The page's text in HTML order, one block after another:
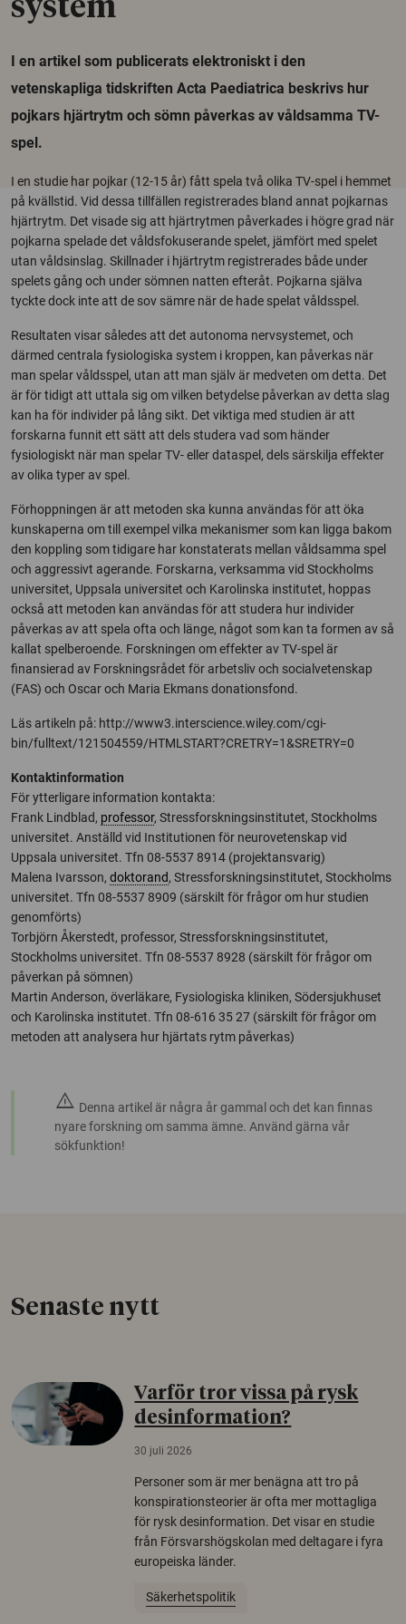
system
I en artikel som publicerats elektroniskt i den
vetenskapliga tidskriften Acta Paediatrica beskrivs hur
pojkars hjärtrytm och sömn påverkas av våldsamma TV-
spel.
I en studie har pojkar (12-15 år) fått spela två olika TV-spel i hemmet
på kvällstid. Vid dessa tillfällen registrerades bland annat pojkarnas
hjärtrytm. Det visade sig att hjärtrytmen påverkades i högre grad när
pojkarna spelade det våldsfokuserande spelet, jämfört med spelet
utan våldsinslag. Skillnader i hjärtrytm registrerades både under
spelets gång och under sömnen natten efteråt. Pojkarna själva
tyckte dock inte att de sov sämre när de hade spelat våldsspel.
Resultaten visar således att det autonoma nervsystemet, och
därmed centrala fysiologiska system i kroppen, kan påverkas när
man spelar våldsspel, utan att man själv är medveten om detta. Det
är för tidigt att uttala sig om vilken betydelse påverkan av detta slag
kan ha för individer på lång sikt. Det viktiga med studien är att
forskarna funnit ett sätt att dels studera vad som händer
fysiologiskt när man spelar TV- eller dataspel, dels särskilja effekter
av olika typer av spel.
Förhoppningen är att metoden ska kunna användas för att öka
kunskaperna om till exempel vilka mekanismer som kan ligga bakom
den koppling som tidigare har konstaterats mellan våldsamma spel
och aggressivt agerande. Forskarna, verksamma vid Stockholms
universitet, Uppsala universitet och Karolinska institutet, hoppas
också att metoden kan användas för att studera hur individer
påverkas av att spela ofta och länge, något som kan ta formen av så
kallat spelberoende. Forskningen om effekter av TV-spel är
finansierad av Forskningsrådet för arbetsliv och socialvetenskap
(FAS) och Oscar och Maria Ekmans donationsfond.
Läs artikeln på: http://www3.interscience.wiley.com/cgi-
bin/fulltext/121504559/HTMLSTART?CRETRY=1&SRETRY=0
Kontaktinformation
För ytterligare information kontakta:
Frank Lindblad, professor, Stressforskningsinstitutet, Stockholms
universitet. Anställd vid Institutionen för neurovetenskap vid
Uppsala universitet. Tfn 08-5537 8914 (projektansvarig)
Malena Ivarsson, doktorand, Stressforskningsinstitutet, Stockholms
universitet. Tfn 08-5537 8909 (särskilt för frågor om hur studien
genomförts)
Torbjörn Åkerstedt, professor, Stressforskningsinstitutet,
Stockholms universitet. Tfn 08-5537 8928 (särskilt för frågor om
påverkan på sömnen)
Martin Anderson, överläkare, Fysiologiska kliniken, Södersjukhuset
och Karolinska institutet. Tfn 08-616 35 27 (särskilt för frågor om
metoden att analysera hur hjärtats rytm påverkas)
warning Denna artikel är några år gammal och det kan finnas
nyare forskning om samma ämne. Använd gärna vår
sökfunktion!
Senaste nytt
Varför tror vissa på rysk
desinformation?
30 juli 2026
Personer som är mer benägna att tro på
konspirationsteorier är ofta mer mottagliga
för rysk desinformation. Det visar en studie
från Försvarshögskolan med deltagare i fyra
europeiska länder.
Säkerhetspolitik